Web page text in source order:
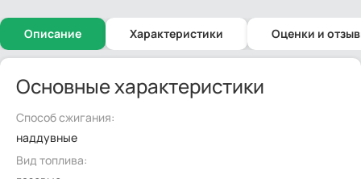
Описание Характеристики Оценки и
Основные характеристики
Способ сжигания:
наддувные
Вид топлива: